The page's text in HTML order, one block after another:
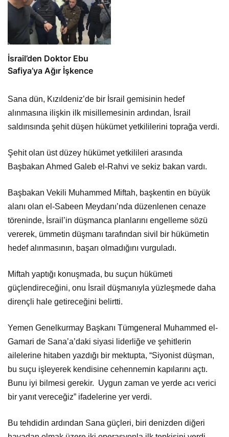
İsrail’den Doktor Ebu
Safiya’ya Ağır İşkence
Sana dün, Kızıldeniz’de bir İsrail gemisinin hedef
alınmasına ilişkin ilk misillemesinin ardından, İsrail
saldırısında şehit düşen hükümet yetkililerini toprağa verdi.
Şehit olan üst düzey hükümet yetkilileri arasında
Başbakan Ahmed Galeb el-Rahvi ve sekiz bakan vardı.
Başbakan Vekili Muhammed Miftah, başkentin en büyük
alanı olan el-Sabeen Meydanı’nda düzenlenen cenaze
töreninde, İsrail’in düşmanca planlarını engelleme sözü
vererek, ümmetin düşmanı tarafından sivil bir hükümetin
hedef alınmasının, başarı olmadığını vurguladı.
Miftah yaptığı konuşmada, bu suçun hükümeti
güçlendireceğini, onu İsrail düşmanıyla yüzleşmede daha
dirençli hale getireceğini belirtti.
Yemen Genelkurmay Başkanı Tümgeneral Muhammed el-
Gamari de Sana’a’daki siyasi liderliğe ve şehitlerin
ailelerine hitaben yazdığı bir mektupta, “Siyonist düşman,
bu suçu işleyerek kendisine cehennemin kapılarını açtı.
Bunu iyi bilmesi gerekir. Uygun zaman ve yerde acı verici
bir yanıt vereceğiz” ifadelerine yer verdi.
Bu tehdidin ardından Sana güçleri, biri denizden diğeri
havadan olmak üzere iki operasyonla ilk tepkisini verdi.